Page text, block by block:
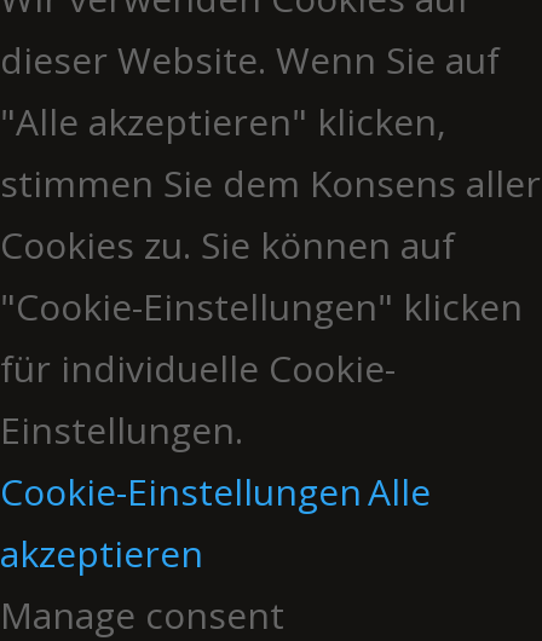
dieser Website. Wenn Sie auf
"Alle akzeptieren" klicken,
stimmen Sie dem Konsens aller
Cookies zu. Sie können auf
"Cookie-Einstellungen" klicken
für individuelle Cookie-
Einstellungen.
Cookie-EinstellungenAlle
akzeptieren
Manage consent